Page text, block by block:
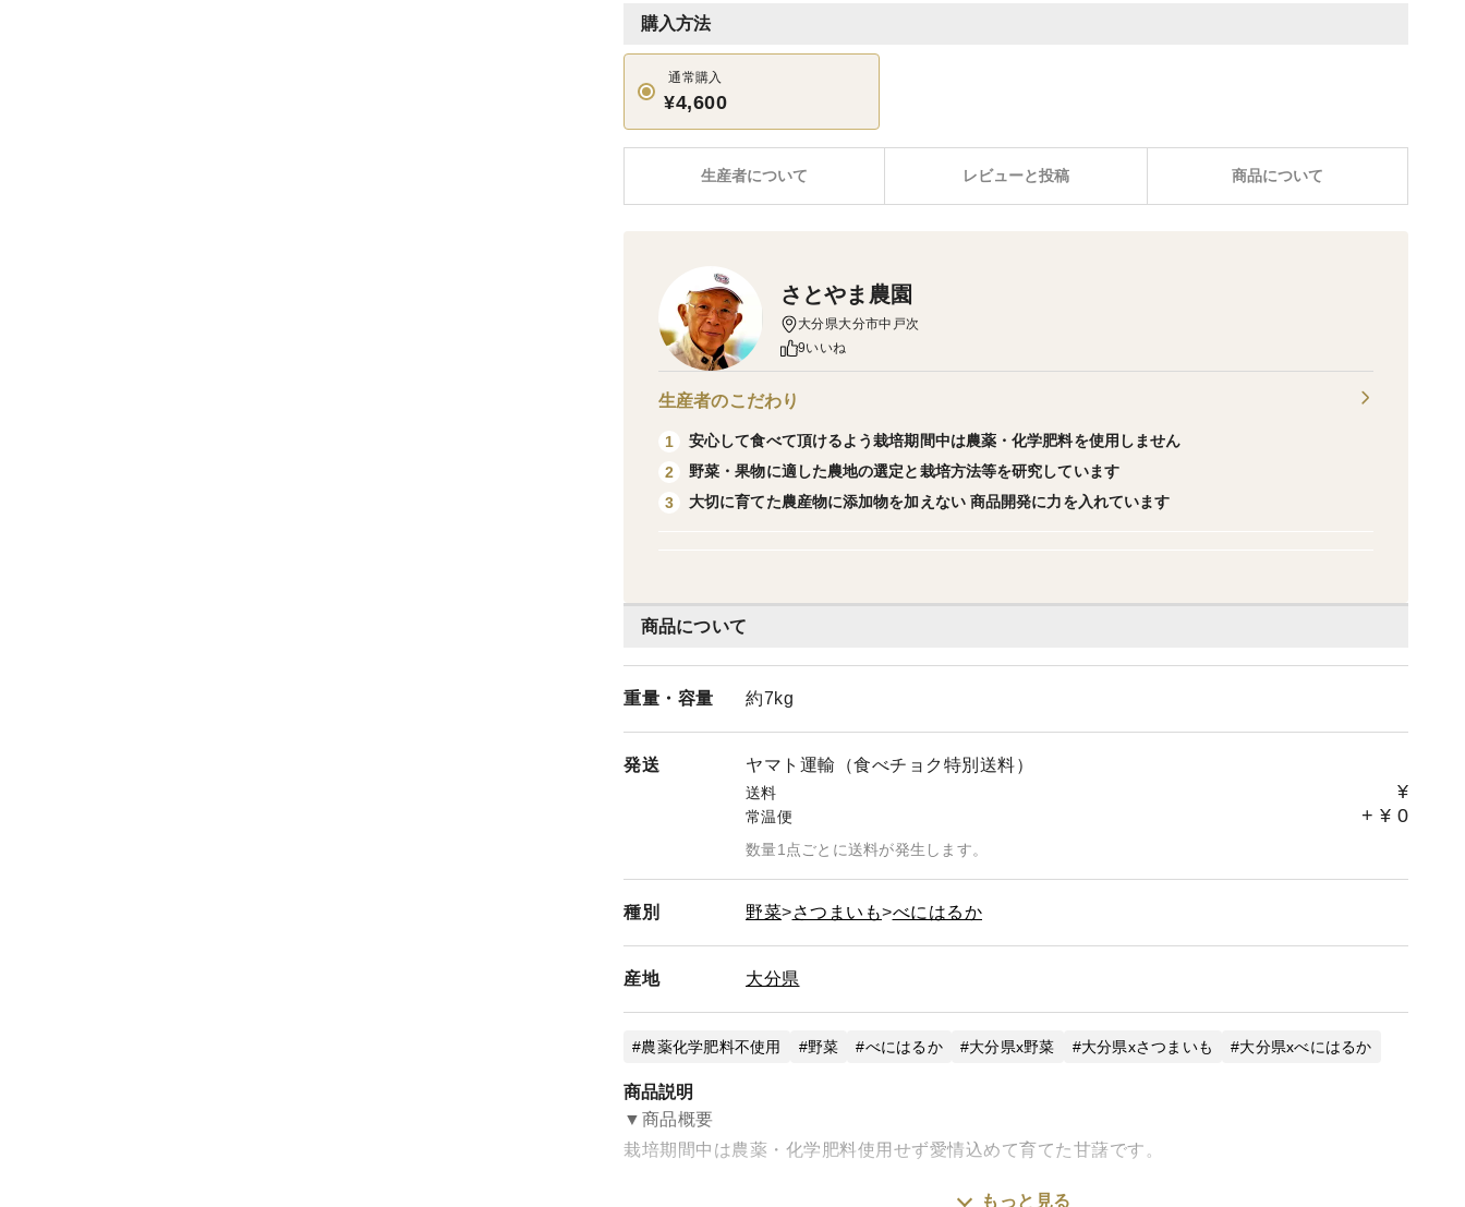
購入方法
通常購入
¥4,600
レビューと投稿 商品について
生産者について
商品について
重量・ 容量 約7kg
発送 ヤマト運輸（食べチョク特別送料）
送料 ¥
常温便 + ¥ 0
数量1点ごとに送料が発生します。
種別 野菜 さつまいも べにはるか
産地 大分県
農薬化学肥料不使用 野菜 べにはるか 大分県x野菜 大分県xさつまいも 大分県xべにはるか
商品説明
▼商品概要
栽培期間中は農薬・化学肥料使用せず愛情込めて育てた甘藷です。
もっと見る
さとやま農園
大分県大分市中戸次
9いいね
生産者のこだわり
1
安心して食べて頂けるよう栽培期間中は農薬・化学肥料を使用しません
2
野菜・果物に適した農地の選定と栽培方法等を研究しています
3
大切に育てた農産物に添加物を加えない 商品開発に力を入れています